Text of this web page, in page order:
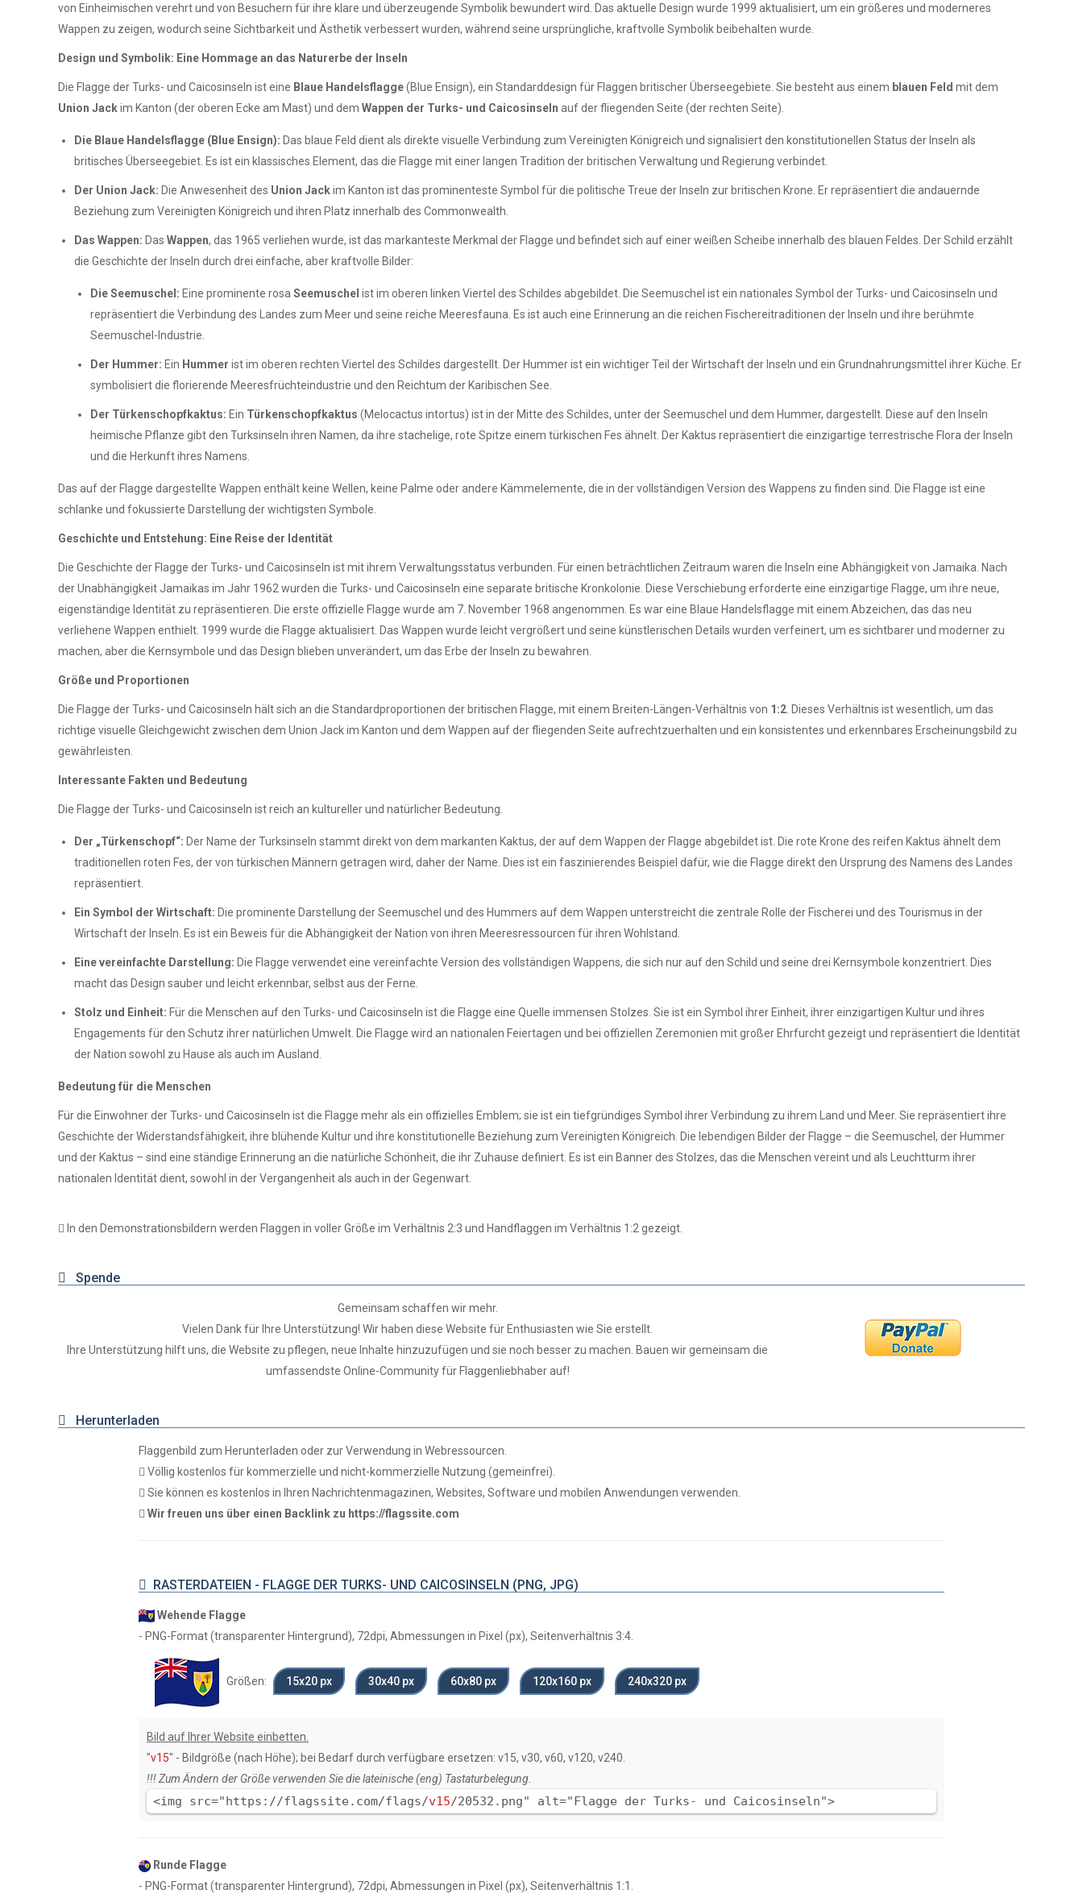
von Einheimischen verehrt und von Besuchern für ihre klare und überzeugende Symbolik bewundert wird. Das aktuelle Design wurde 1999 aktualisiert, um ein größeres und moderneres
Wappen zu zeigen, wodurch seine Sichtbarkeit und Ästhetik verbessert wurden, während seine ursprüngliche, kraftvolle Symbolik beibehalten wurde.
Design und Symbolik: Eine Hommage an das Naturerbe der Inseln
Die Flagge der Turks- und Caicosinseln ist eine Blaue Handelsflagge(Blue Ensign), ein Standarddesign für Flaggen britischer Überseegebiete. Sie besteht aus einem blauen Feld mit dem
Union Jackim Kanton (der oberen Ecke am Mast) und dem Wappen der Turks- und Caicosinseln auf der fliegenden Seite (der rechten Seite).
Die Blaue Handelsflagge (Blue Ensign): Das blaue Feld dient als direkte visuelle Verbindung zum Vereinigten Königreich und signalisiert den konstitutionellen Status der Inseln als
britisches Überseegebiet. Es ist ein klassisches Element, das die Flagge mit einer langen Tradition der britischen Verwaltung und Regierung verbindet.
Der Union Jack: Die Anwesenheit des Union Jackim Kanton ist das prominenteste Symbol für die politische Treue der Inseln zur britischen Krone. Er repräsentiert die andauernde
Beziehung zum Vereinigten Königreich und ihren Platz innerhalb des Commonwealth.
Das Wappen: Das Wappen, das 1965 verliehen wurde, ist das markanteste Merkmal der Flagge und befindet sich auf einer weißen Scheibe innerhalb des blauen Feldes. Der Schild erzählt
die Geschichte der Inseln durch drei einfache, aber kraftvolle Bilder:
Die Seemuschel: Eine prominente rosa Seemuschel ist im oberen linken Viertel des Schildes abgebildet. Die Seemuschel ist ein nationales Symbol der Turks- und Caicosinseln und
repräsentiert die Verbindung des Landes zum Meer und seine reiche Meeresfauna. Es ist auch eine Erinnerung an die reichen Fischereitraditionen der Inseln und ihre berühmte
Seemuschel-Industrie.
Der Hummer: Ein Hummer ist im oberen rechten Viertel des Schildes dargestellt. Der Hummer ist ein wichtiger Teil der Wirtschaft der Inseln und ein Grundnahrungsmittel ihrer Küche. Er
symbolisiert die florierende Meeresfrüchteindustrie und den Reichtum der Karibischen See.
Der Türkenschopfkaktus: Ein Türkenschopfkaktus (Melocactus intortus) ist in der Mitte des Schildes, unter der Seemuschel und dem Hummer, dargestellt. Diese auf den Inseln
heimische Pflanze gibt den Turksinseln ihren Namen, da ihre stachelige, rote Spitze einem türkischen Fes ähnelt. Der Kaktus repräsentiert die einzigartige terrestrische Flora der Inseln
und die Herkunft ihres Namens.
Das auf der Flagge dargestellte Wappen enthält keine Wellen, keine Palme oder andere Kämmelemente, die in der vollständigen Version des Wappens zu finden sind. Die Flagge ist eine
schlanke und fokussierte Darstellung der wichtigsten Symbole.
Geschichte und Entstehung: Eine Reise der Identität
Die Geschichte der Flagge der Turks- und Caicosinseln ist mit ihrem Verwaltungsstatus verbunden. Für einen beträchtlichen Zeitraum waren die Inseln eine Abhängigkeit von Jamaika. Nach
der Unabhängigkeit Jamaikas im Jahr 1962 wurden die Turks- und Caicosinseln eine separate britische Kronkolonie. Diese Verschiebung erforderte eine einzigartige Flagge, um ihre neue,
eigenständige Identität zu repräsentieren. Die erste offizielle Flagge wurde am 7. November 1968 angenommen. Es war eine Blaue Handelsflagge mit einem Abzeichen, das das neu
verliehene Wappen enthielt. 1999 wurde die Flagge aktualisiert. Das Wappen wurde leicht vergrößert und seine künstlerischen Details wurden verfeinert, um es sichtbarer und moderner zu
machen, aber die Kernsymbole und das Design blieben unverändert, um das Erbe der Inseln zu bewahren.
Größe und Proportionen
Die Flagge der Turks- und Caicosinseln hält sich an die Standardproportionen der britischen Flagge, mit einem Breiten-Längen-Verhältnis von 1:2 . Dieses Verhältnis ist wesentlich, um das
richtige visuelle Gleichgewicht zwischen dem Union Jack im Kanton und dem Wappen auf der fliegenden Seite aufrechtzuerhalten und ein konsistentes und erkennbares Erscheinungsbild zu
gewährleisten.
Interessante Fakten und Bedeutung
Die Flagge der Turks- und Caicosinseln ist reich an kultureller und natürlicher Bedeutung.
Der „Türkenschopf“: Der Name der Turksinseln stammt direkt von dem markanten Kaktus, der auf dem Wappen der Flagge abgebildet ist. Die rote Krone des reifen Kaktus ähnelt dem
traditionellen roten Fes, der von türkischen Männern getragen wird, daher der Name. Dies ist ein faszinierendes Beispiel dafür, wie die Flagge direkt den Ursprung des Namens des Landes
repräsentiert.
Ein Symbol der Wirtschaft: Die prominente Darstellung der Seemuschel und des Hummers auf dem Wappen unterstreicht die zentrale Rolle der Fischerei und des Tourismus in der
Wirtschaft der Inseln. Es ist ein Beweis für die Abhängigkeit der Nation von ihren Meeresressourcen für ihren Wohlstand.
Eine vereinfachte Darstellung: Die Flagge verwendet eine vereinfachte Version des vollständigen Wappens, die sich nur auf den Schild und seine drei Kernsymbole konzentriert. Dies
macht das Design sauber und leicht erkennbar, selbst aus der Ferne.
Stolz und Einheit: Für die Menschen auf den Turks- und Caicosinseln ist die Flagge eine Quelle immensen Stolzes. Sie ist ein Symbol ihrer Einheit, ihrer einzigartigen Kultur und ihres
Engagements für den Schutz ihrer natürlichen Umwelt. Die Flagge wird an nationalen Feiertagen und bei offiziellen Zeremonien mit großer Ehrfurcht gezeigt und repräsentiert die Identität
der Nation sowohl zu Hause als auch im Ausland.
Bedeutung für die Menschen
Für die Einwohner der Turks- und Caicosinseln ist die Flagge mehr als ein offizielles Emblem; sie ist ein tiefgründiges Symbol ihrer Verbindung zu ihrem Land und Meer. Sie repräsentiert ihre
Geschichte der Widerstandsfähigkeit, ihre blühende Kultur und ihre konstitutionelle Beziehung zum Vereinigten Königreich. Die lebendigen Bilder der Flagge – die Seemuschel, der Hummer
und der Kaktus – sind eine ständige Erinnerung an die natürliche Schönheit, die ihr Zuhause definiert. Es ist ein Banner des Stolzes, das die Menschen vereint und als Leuchtturm ihrer
nationalen Identität dient, sowohl in der Vergangenheit als auch in der Gegenwart.
In den Demonstrationsbildern werden Flaggen in voller Größe im Verhältnis 2:3 und Handflaggen im Verhältnis 1:2 gezeigt.
Spende
Gemeinsam schaffen wir mehr.
Vielen Dank für Ihre Unterstützung! Wir haben diese Website für Enthusiasten wie Sie erstellt.
Ihre Unterstützung hilft uns, die Website zu pflegen, neue Inhalte hinzuzufügen und sie noch besser zu machen. Bauen wir gemeinsam die
umfassendste Online-Community für Flaggenliebhaber auf!
Herunterladen
Flaggenbild zum Herunterladen oder zur Verwendung in Webressourcen.
Völlig kostenlos für kommerzielle und nicht-kommerzielle Nutzung (gemeinfrei).
Sie können es kostenlos in Ihren Nachrichtenmagazinen, Websites, Software und mobilen Anwendungen verwenden.
Wir freuen uns über einen Backlink zu https://flagssite.com
RASTERDATEIEN - FLAGGE DER TURKS- UND CAICOSINSELN (PNG, JPG)
Wehende Flagge
- PNG-Format (transparenter Hintergrund), 72dpi, Abmessungen in Pixel (px), Seitenverhältnis 3:4.
Größen: 15х20 px 30х40 px 60х80 px 120x160 px 240x320 px
Bild auf Ihrer Website einbetten.
"v15" - Bildgröße (nach Höhe); bei Bedarf durch verfügbare ersetzen: v15, v30, v60, v120, v240.
!!! Zum Ändern der Größe verwenden Sie die lateinische (eng) Tastaturbelegung.
<img src="https://flagssite.com/flags/v15/20532.png" alt="Flagge der Turks- und Caicosinseln">
Runde Flagge
- PNG-Format (transparenter Hintergrund), 72dpi, Abmessungen in Pixel (px), Seitenverhältnis 1:1.